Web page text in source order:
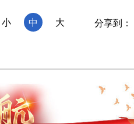
小 中 大 分享到：